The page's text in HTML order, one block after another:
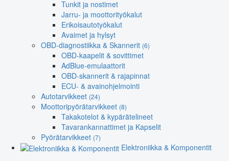
Tunkit ja nostimet
Jarru- ja moottorityökalut
Erikoisautotyökalut
Avaimet ja hylsyt
OBD-diagnostiikka & Skannerit (6)
OBD-kaapelit & sovittimet
AdBlue-emulaattorit
OBD-skannerit & rajapinnat
ECU- & avainohjelmointi
Autotarvikkeet (24)
Moottoripyörätarvikkeet (8)
Takakotelot & kypärätelineet
Tavarankannattimet ja Kapselit
Pyörätarvikkeet (7)
Elektroniikka & Komponentit